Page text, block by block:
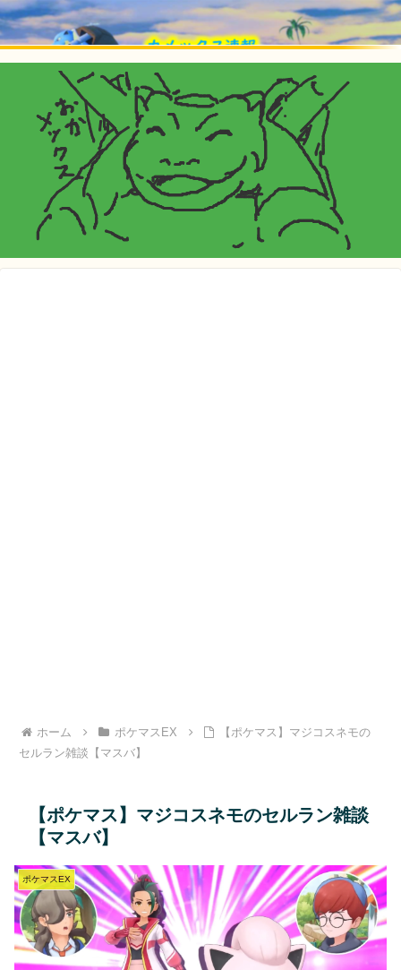
ホーム ポケマスEX
【ポケマス】マジコスネモの
セルラン雑談【マスバ】
【ポケマス】マジコスネモのセルラン雑談
【マスバ】
ポケマスEX